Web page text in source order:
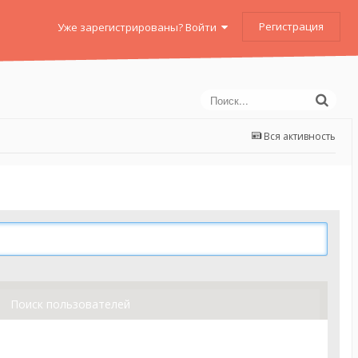
Уже зарегистрированы? Войти Регистрация
Вся активность
Поиск пользователей